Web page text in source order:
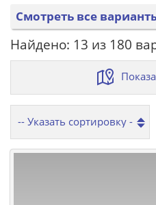
Смотреть все
Найдено: 13 из 180